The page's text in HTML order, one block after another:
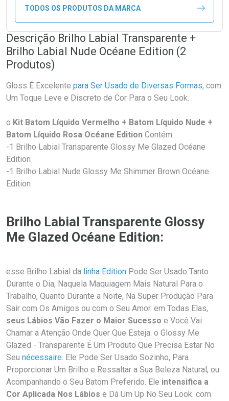
TODOS OS PRODUTOS DA MARCA
Descrição Brilho Labial Transparente +
Brilho Labial Nude Océane Edition (2
Produtos)
Gloss É Excelente para Ser Usado de Diversas Formas, com
Um Toque Leve e Discreto de Cor Para o Seu Look.
o Kit Batom Líquido Vermelho + Batom Líquido Nude +
Batom Líquido Rosa Océane Edition Contém:
-1 Brilho Labial Transparente Glossy Me Glazed Océane
Edition
-1 Brilho Labial Nude Glossy Me Shimmer Brown Océane
Edition
Brilho Labial Transparente Glossy
Me Glazed Océane Edition:
esse Brilho Labial da linha Edition Pode Ser Usado Tanto
Durante o Dia, Naquela Maquiagem Mais Natural Para o
Trabalho, Quanto Durante a Noite, Na Super Produção Para
Sair com Os Amigos ou com o Seu Amor. em Todas Elas,
seus Lábios Vão Fazer o Maior Sucesso e Você Vai
Chamar a Atenção Onde Quer Que Esteja. o Glossy Me
Glazed - Transparente É Um Produto Que Precisa Estar No
Seu nécessaire. Ele Pode Ser Usado Sozinho, Para
Proporcionar Um Brilho e Ressaltar a Sua Beleza Natural, ou
Acompanhando o Seu Batom Preferido. Ele intensifica a
Cor Aplicada Nos Lábios e Dá Um Up No Seu Look. com